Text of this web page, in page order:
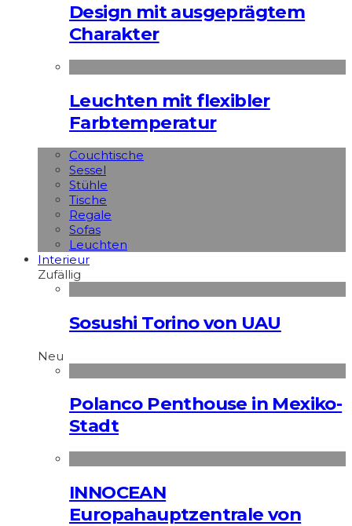
Design mit ausgeprägtem
Charakter
Leuchten mit flexibler
Farbtemperatur
Couchtische
Sessel
Stühle
Tische
Regale
Sofas
Leuchten
Interieur
Zufällig
Sosushi Torino von UAU
Neu
Polanco Penthouse in Mexiko-
Stadt
INNOCEAN
Europahauptzentrale von